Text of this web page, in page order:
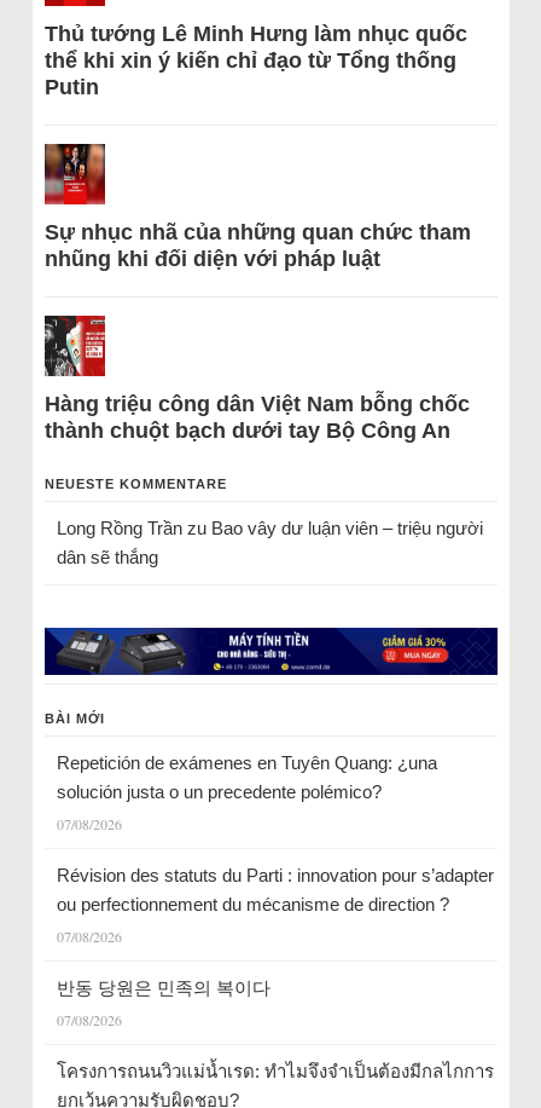
Thủ tướng Lê Minh Hưng làm nhục quốc
thể khi xin ý kiến chỉ đạo từ Tổng thống
Putin
Sự nhục nhã của những quan chức tham
nhũng khi đối diện với pháp luật
Hàng triệu công dân Việt Nam bỗng chốc
thành chuột bạch dưới tay Bộ Công An
NEUESTE KOMMENTARE
Long Rồng Trầnzu Bao vây dư luận viên – triệu người
dân sẽ thắng
BÀI MỚI
Repetición de exámenes en Tuyên Quang: ¿una
solución justa o un precedente polémico?
07/08/2026
Révision des statuts du Parti : innovation pour s’adapter
ou perfectionnement du mécanisme de direction ?
07/08/2026
반동 당원은 민족의 복이다
07/08/2026
โครงการถนนวิวแม่น้ำเรด: ทำไมจึงจำเป็นต้องมีกลไกการ
ยกเว้นความรับผิดชอบ?